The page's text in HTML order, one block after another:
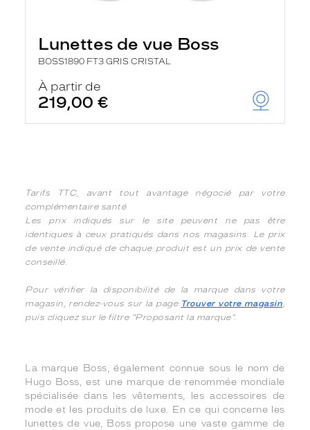
Lunettes de vue Boss
BOSS1890 FT3 GRIS CRISTAL
À partir de
219,00 €
Tarifs TTC, avant tout avantage négocié par votre
complémentaire santé
Les prix indiqués sur le site peuvent ne pas être
identiques à ceux pratiqués dans nos magasins. Le prix
de vente indiqué de chaque produit est un prix de vente
conseillé.
Pour vérifier la disponibilité de la marque dans votre
magasin, rendez-vous sur la page Trouver votre magasin,
puis cliquez sur le filtre "Proposant la marque".
La marque Boss, également connue sous le nom de
Hugo Boss, est une marque de renommée mondiale
spécialisée dans les vêtements, les accessoires de
mode et les produits de luxe. En ce qui concerne les
lunettes de vue, Boss propose une vaste gamme de